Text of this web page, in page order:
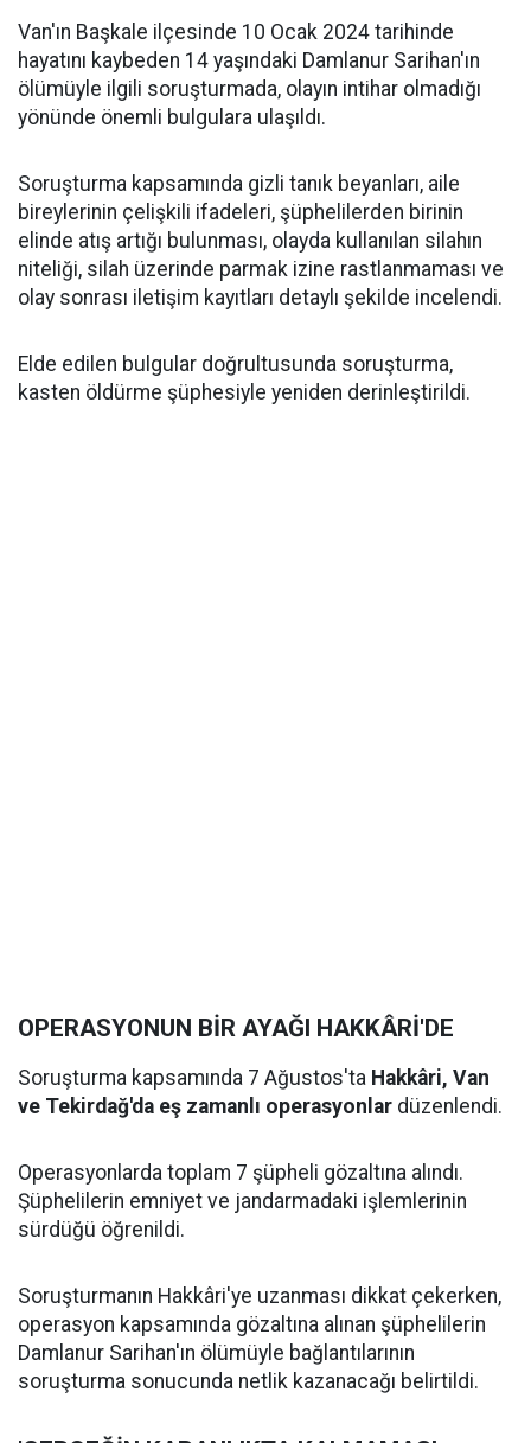
Van'ın Başkale ilçesinde 10 Ocak 2024 tarihinde
hayatını kaybeden 14 yaşındaki Damlanur Sarihan'ın
ölümüyle ilgili soruşturmada, olayın intihar olmadığı
yönünde önemli bulgulara ulaşıldı.
Soruşturma kapsamında gizli tanık beyanları, aile
bireylerinin çelişkili ifadeleri, şüphelilerden birinin
elinde atış artığı bulunması, olayda kullanılan silahın
niteliği, silah üzerinde parmak izine rastlanmaması ve
olay sonrası iletişim kayıtları detaylı şekilde incelendi.
Elde edilen bulgular doğrultusunda soruşturma,
kasten öldürme şüphesiyle yeniden derinleştirildi.
OPERASYONUN BİR AYAĞI HAKKÂRİ'DE
Soruşturma kapsamında 7 Ağustos'ta Hakkâri, Van
ve Tekirdağ'da eş zamanlı operasyonlar düzenlendi.
Operasyonlarda toplam 7 şüpheli gözaltına alındı.
Şüphelilerin emniyet ve jandarmadaki işlemlerinin
sürdüğü öğrenildi.
Soruşturmanın Hakkâri'ye uzanması dikkat çekerken,
operasyon kapsamında gözaltına alınan şüphelilerin
Damlanur Sarihan'ın ölümüyle bağlantılarının
soruşturma sonucunda netlik kazanacağı belirtildi.